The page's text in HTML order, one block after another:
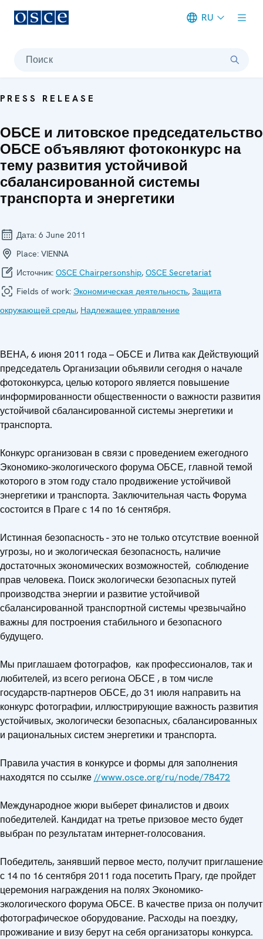
RU
Поиск
PRESS RELEASE
ОБСЕ и литовское председательство
ОБСЕ объявляют фотоконкурс на
тему развития устойчивой
сбалансированной системы
транспорта и энергетики
Дата: 6 June 2011
Place: VIENNA
Источник: OSCE Chairpersonship, OSCE Secretariat
Fields of work: Экономическая деятельность, Защита
окружающей среды, Надлежащее управление
ВЕНА, 6 июня 2011 года – ОБСЕ и Литва как Действующий
председатель Организации объявили сегодня о начале
фотоконкурса, целью которого является повышение
информированности общественности о важности развития
устойчивой сбалансированной системы энергетики и
транспорта.
Конкурс организован в связи с проведением ежегодного
Экономико-экологического форума ОБСЕ, главной темой
которого в этом году стало продвижение устойчивой
энергетики и транспорта. Заключительная часть Форума
состоится в Праге с 14 по 16 сентября.
Истинная безопасность - это не только отсутствие военной
угрозы, но и экологическая безопасность, наличие
достаточных экономических возможностей, соблюдение
прав человека. Поиск экологически безопасных путей
производства энергии и развитие устойчивой
сбалансированной транспортной системы чрезвычайно
важны для построения стабильного и безопасного
будущего.
Мы приглашаем фотографов, как профессионалов, так и
любителей, из всего региона ОБСЕ , в том числе
государств-партнеров ОБСЕ, до 31 июля направить на
конкурс фотографии, иллюстрирующие важность развития
устойчивых, экологически безопасных, сбалансированных
и рациональных систем энергетики и транспорта.
Правила участия в конкурсе и формы для заполнения
находятся по ссылке//www.osce.org/ru/node/78472
Международное жюри выберет финалистов и двоих
победителей. Кандидат на третье призовое место будет
выбран по результатам интернет-голосования.
Победитель, занявший первое место, получит приглашение
с 14 по 16 сентября 2011 года посетить Прагу, где пройдет
церемония награждения на полях Экономико-
экологического форума ОБСЕ. В качестве приза он получит
фотографическое оборудование. Расходы на поездку,
проживание и визу берут на себя организаторы конкурса.